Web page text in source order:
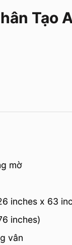
Tạo
mờ
inches x 63
inches)
vân